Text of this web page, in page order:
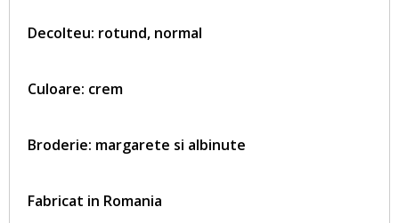
Decolteu: rotund, normal
Culoare: crem
Broderie: margarete si albinute
Fabricat in Romania